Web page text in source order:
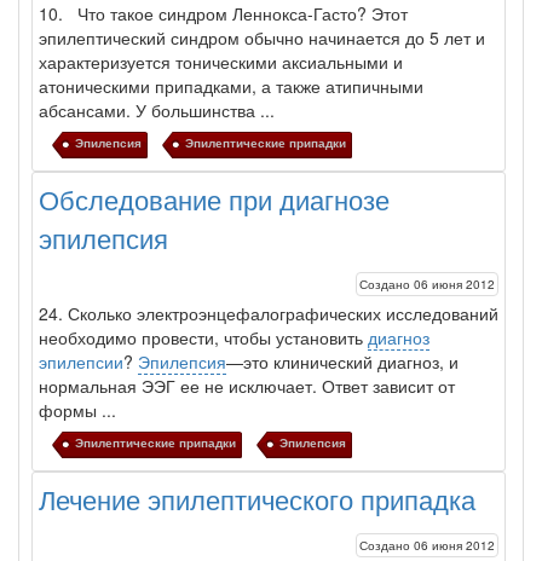
10. Что такое синдром Леннокса-Гасто? Этот
эпилептический синдром обычно начинается до 5 лет и
характеризует­ся тоническими аксиальными и
атоническими припадками, а также атипичными
абсансами. У большинства ...
Эпилепсия Эпилептические припадки
Обследование при диагнозе
эпилепсия
Создано 06 июня 2012
24. Сколько электроэнцефалографических исследований
необходимо провес­ти, чтобы установить диагноз
эпилепсии? Эпилепсия—это клинический диагноз, и
нормальная ЭЭГ ее не исключает. Ответ зависит от
формы ...
Эпилептические припадки Эпилепсия
Лечение эпилептического припадка
Создано 06 июня 2012